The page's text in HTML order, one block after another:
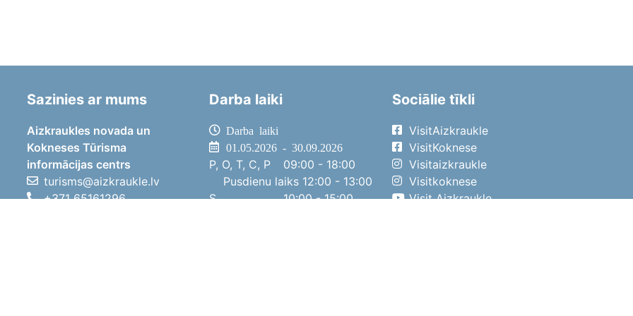
Sazinies ar mums
Aizkraukles novada un
Kokneses Tūrisma
informācijas centrs
turisms@aizkraukle.lv
+371 65161296
Darba laiki
Darba laiki
01.05.2026 - 30.09.2026
P, O, T, C, P
09:00 - 18:00
Pusdienu laiks 12:00 - 13:00
S
10:00 - 15:00
Sociālie tīkli
VisitAizkraukle
VisitKoknese
Visitaizkraukle
Visitkoknese
Visit Aizkraukle